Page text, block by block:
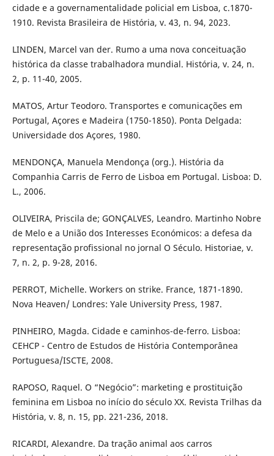
cidade e a governamentalidade policial em Lisboa, c.1870-
1910. Revista Brasileira de História, v. 43, n. 94, 2023.
LINDEN, Marcel van der. Rumo a uma nova conceituação
histórica da classe trabalhadora mundial. História, v. 24, n.
2, p. 11-40, 2005.
MATOS, Artur Teodoro. Transportes e comunicações em
Portugal, Açores e Madeira (1750-1850). Ponta Delgada:
Universidade dos Açores, 1980.
MENDONÇA, Manuela Mendonça (org.). História da
Companhia Carris de Ferro de Lisboa em Portugal. Lisboa: D.
L., 2006.
OLIVEIRA, Priscila de; GONÇALVES, Leandro. Martinho Nobre
de Melo e a União dos Interesses Económicos: a defesa da
representação profissional no jornal O Século. Historiae, v.
7, n. 2, p. 9-28, 2016.
PERROT, Michelle. Workers on strike. France, 1871-1890.
Nova Heaven/ Londres: Yale University Press, 1987.
PINHEIRO, Magda. Cidade e caminhos-de-ferro. Lisboa:
CEHCP - Centro de Estudos de História Contemporânea
Portuguesa/ISCTE, 2008.
RAPOSO, Raquel. O “Negócio”: marketing e prostituição
feminina em Lisboa no início do século XX. Revista Trilhas da
História, v. 8, n. 15, pp. 221-236, 2018.
RICARDI, Alexandre. Da tração animal aos carros